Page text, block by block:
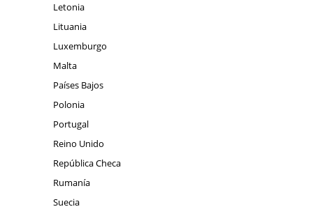
Letonia
Lituania
Luxemburgo
Malta
Países Bajos
Polonia
Portugal
Reino Unido
República Checa
Rumanía
Suecia